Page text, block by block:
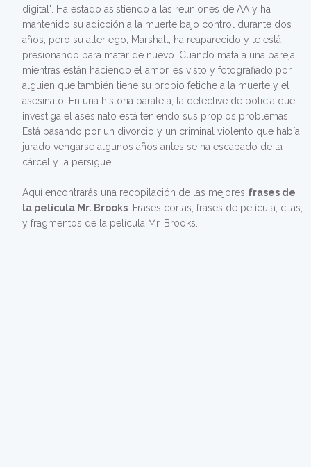
digital". Ha estado asistiendo a las reuniones de AA y ha
mantenido su adicción a la muerte bajo control durante dos
años, pero su alter ego, Marshall, ha reaparecido y le está
presionando para matar de nuevo. Cuando mata a una pareja
mientras están haciendo el amor, es visto y fotografiado por
alguien que también tiene su propio fetiche a la muerte y el
asesinato. En una historia paralela, la detective de policía que
investiga el asesinato está teniendo sus propios problemas.
Está pasando por un divorcio y un criminal violento que había
jurado vengarse algunos años antes se ha escapado de la
cárcel y la persigue.
Aquí encontrarás una recopilación de las mejores frases de
la película Mr. Brooks . Frases cortas, frases de película, citas,
y fragmentos de la película Mr. Brooks.